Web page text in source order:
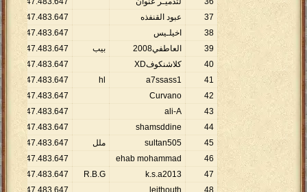
37
عبود القنفذه 147.483.647
1
38
اخيلـيس 147.483.647
39
العاطفي2008 بيب 2 147.483.647
40
كلاشنكوفXD 2 147.483.647
1
41
a7ssass1
hl
147.483.647
42
Curvano
2 147.483.647
1
43
ali-A
147.483.647
1
44
shamsddine
147.483.647
45
sultan505 ملل 147.483.647
46
ehab mohammad
2 147.483.647
47
k.s.a2013
R.B.G
147.483.647